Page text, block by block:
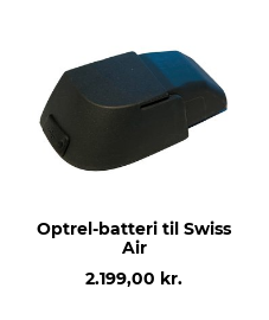
Optrel-batteri til Swiss
Air
2.199,00 kr.